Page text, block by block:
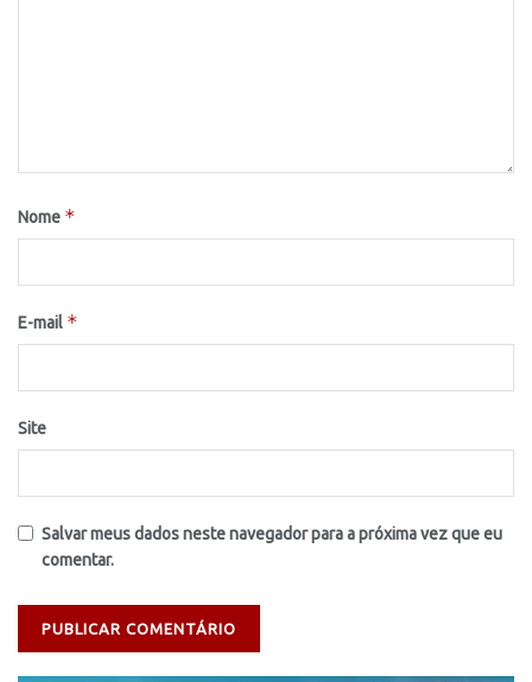
Nome *
E-mail *
Site
Salvar meus dados neste navegador para a próxima vez que eu
comentar.